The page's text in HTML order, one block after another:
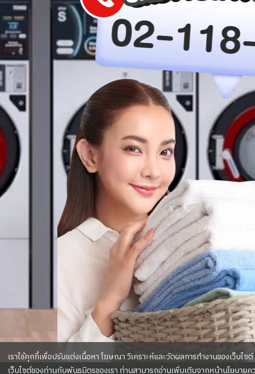
เราใช้คุกกี้เพื่อปรับแต่งเนื้อหา โฆษณา วิเคราะห์และวัดผลการทำงานของเว็บไ
เว็บไซต์ของท่านกับพันธมิตรของเรา ท่านสามารถอ่านเพิ่มเติมจากหน้านโยบาย